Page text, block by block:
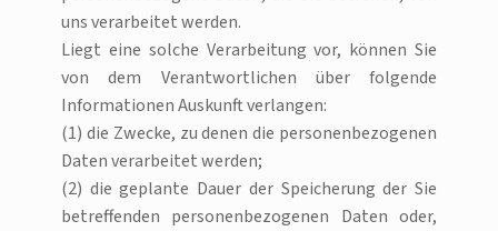
uns verarbeitet werden.
Liegt eine solche Verarbeitung vor, können Sie
von dem Verantwortlichen über folgende
Informationen Auskunft verlangen:
(1) die Zwecke, zu denen die personenbezogenen
Daten verarbeitet werden;
(2) die geplante Dauer der Speicherung der Sie
betreffenden personenbezogenen Daten oder,